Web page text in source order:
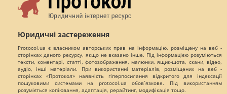
Юридичні застереження
Protocol.ua є власником авторських прав на інформацію, розміщену на веб -
сторінках даного ресурсу, якщо не вказано інше. Під інформацією розуміються
тексти, коментарі, статті, фотозображення, малюнки, ящик-шота, скани, відео,
аудіо, інші матеріали. При використанні матеріалів, розміщених на веб -
сторінках «Протокол» наявність гіперпосилання відкритого для індексації
пошуковими системами на protocol.ua обов`язкове. Під використанням
розуміється копіювання, адаптація, рерайтинг, модифікація тощо.